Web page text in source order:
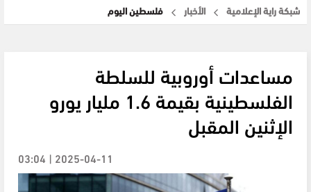
شبكة راية الإعلامية الأخبار فلسطين اليوم
مساعدات أوروبية للسلطة
الفلسطينية بقيمة 1.6 مليار يورو
الإثنين المقبل
2025-04-11 | 03:04